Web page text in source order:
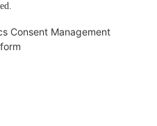
Consent Management